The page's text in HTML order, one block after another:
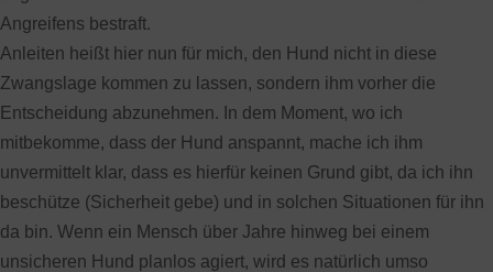
Angreifens bestraft.
Anleiten heißt hier nun für mich, den Hund nicht in diese
Zwangslage kommen zu lassen, sondern ihm vorher die
Entscheidung abzunehmen. In dem Moment, wo ich
mitbekomme, dass der Hund anspannt, mache ich ihm
unvermittelt klar, dass es hierfür keinen Grund gibt, da ich ihn
beschütze (Sicherheit gebe) und in solchen Situationen für ihn
da bin. Wenn ein Mensch über Jahre hinweg bei einem
unsicheren Hund planlos agiert, wird es natürlich umso